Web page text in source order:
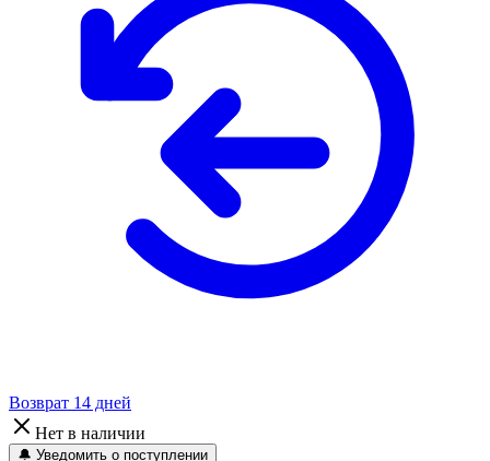
Возврат 14 дней
Нет в наличии
🔔 Уведомить о поступлении